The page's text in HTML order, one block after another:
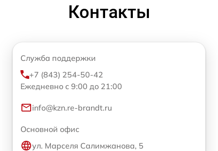
Контакты
Служба поддержки
+7 (843) 254-50-42
Ежедневно с 9:00 до 21:00
info@kzn.re-brandt.ru
Основной офис
ул. Марселя Салимжанова, 5